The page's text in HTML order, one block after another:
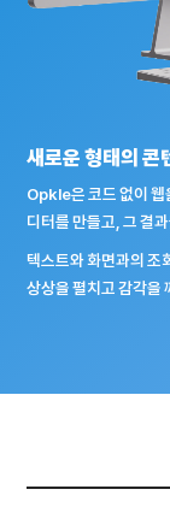
새로운 형태의 콘
Opkle은 코드 없이 웹
디터를 만들고, 그 결
텍스트와 화면과의 조
상상을 펼치고 감각을